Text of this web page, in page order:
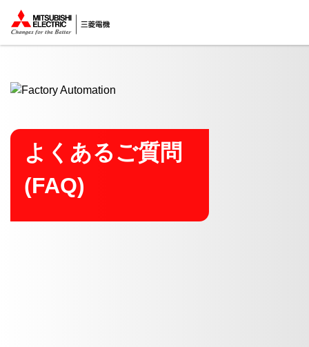
ここから本文
よくあるご質問
(FAQ)